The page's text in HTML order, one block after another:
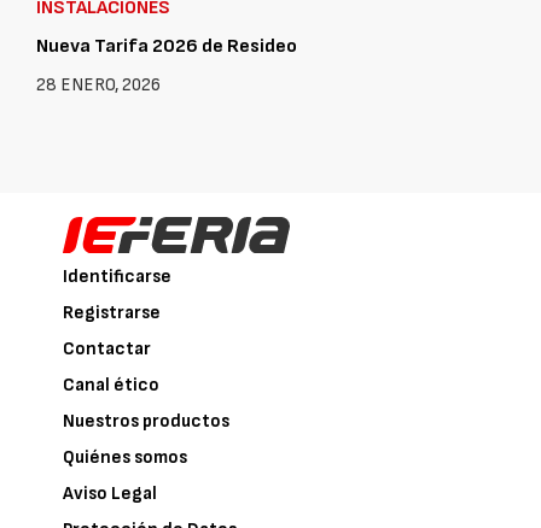
INSTALACIONES
Nueva Tarifa 2026 de Resideo
28 ENERO, 2026
Identificarse
Registrarse
Contactar
Canal ético
Nuestros productos
Quiénes somos
Aviso Legal